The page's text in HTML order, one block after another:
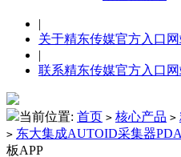
|
关于精东传媒官方入口
|
联系精东传媒官方入口
当前位置: 首页 > 核心产品 >
> 东大集成AUTOID采集器PDA
板APP